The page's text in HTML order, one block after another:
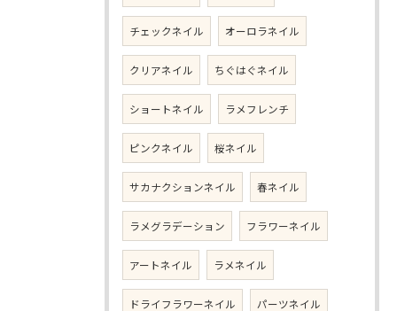
チェックネイル オーロラネイル
クリアネイル ちぐはぐネイル
ショートネイル ラメフレンチ
ピンクネイル 桜ネイル
サカナクションネイル 春ネイル
ラメグラデーション フラワーネイル
アートネイル ラメネイル
ドライフラワーネイル パーツネイル